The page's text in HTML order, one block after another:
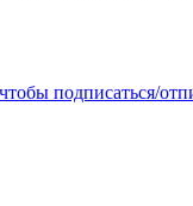
подписаться/